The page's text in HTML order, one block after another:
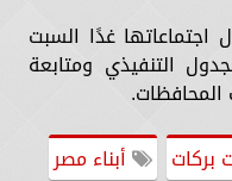
اجتماعاتها غدًا السبت
التنفيذي ومتابعة
أبناء مصر